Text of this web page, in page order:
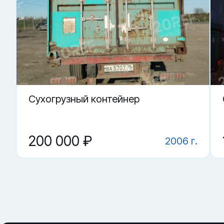
Купить «Double Door контейнер 20 футов» в Севастополе.
▼ От чего зависит цена на Double Door
▼ Что критично проверить?
▼ Для каких задач используют чаще всего?
▼ Где купить Double Door контейнер 20 футов в
▼ Чем спецконтейнер полезнее обычного?
Cухогрузный контейнер
200 000 ₽ 2006 г.